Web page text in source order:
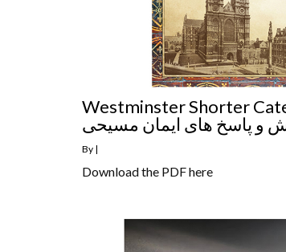
Westminster Shorter
و پاسخ های ایمان مسیحی
By |
Download the PDF here